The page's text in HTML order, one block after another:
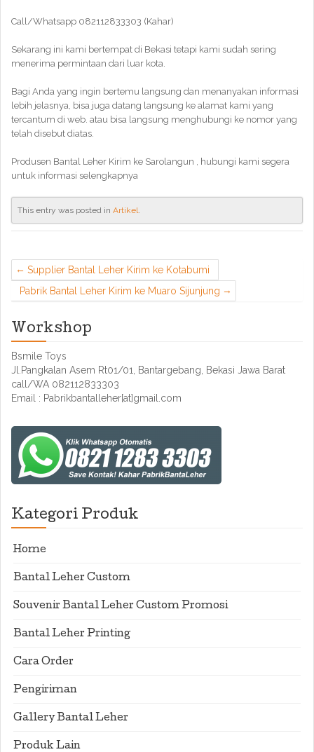
Call/Whatsapp 082112833303 (Kahar)
Sekarang ini kami bertempat di Bekasi tetapi kami sudah sering
menerima permintaan dari luar kota.
Bagi Anda yang ingin bertemu langsung dan menanyakan informasi
lebih jelasnya, bisa juga datang langsung ke alamat kami yang
tercantum di web. atau bisa langsung menghubungi ke nomor yang
telah disebut diatas.
Produsen Bantal Leher Kirim ke Sarolangun , hubungi kami segera
untuk informasi selengkapnya
This entry was posted in Artikel.
Supplier Bantal Leher Kirim ke Kotabumi
Pabrik Bantal Leher Kirim ke Muaro Sijunjung
Workshop
Bsmile Toys
Jl.Pangkalan Asem Rt01/01, Bantargebang, Bekasi Jawa Barat
call/WA 082112833303
Email : Pabrikbantalleher[at]gmail.com
Kategori Produk
Home
Bantal Leher Custom
Souvenir Bantal Leher Custom Promosi
Bantal Leher Printing
Cara Order
Pengiriman
Gallery Bantal Leher
Produk Lain